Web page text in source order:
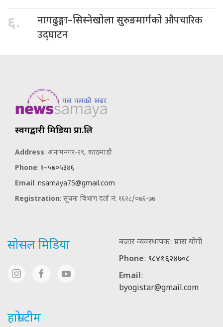
६. नागढुङ्गा–सिस्नेखोला सुरुङमार्गकोऔपचारिक
उद्घाटन
स्वर्गद्वारी मिडिया प्रा.लि
Address: अनामनगर-२९, काठमाडौ
Phone: १–५७०५३४६
Email: nsamaya75@gmail.com
Registration: सूचना विभाग दर्ता नं: १६२८/०७६-७७
सोसल मिडिया
बजार व्यवस्थापक: प्रयास योगी
Phone: ९८४१६२४७०८
Email:
byogistar@gmail.com
हाम्रो टीम